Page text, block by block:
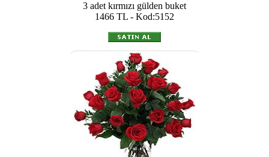
3 adet kırmızı gülden buket
1466 TL - Kod:5152